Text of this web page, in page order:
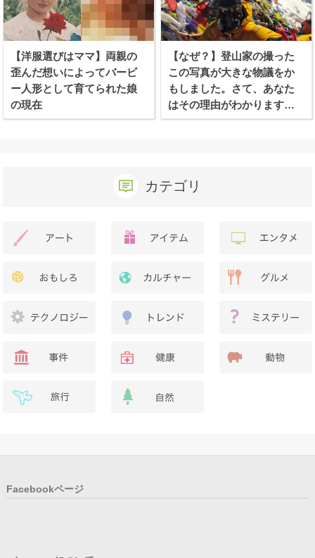
【洋服選びはママ】両親の
歪んだ想いによってバービ
ー人形として育てられた娘
の現在
【なぜ？】登山家の撮った
この写真が大きな物議をか
もしました。さて、あなた
はその理由がわかります
か？
カテゴリ
Facebookページ